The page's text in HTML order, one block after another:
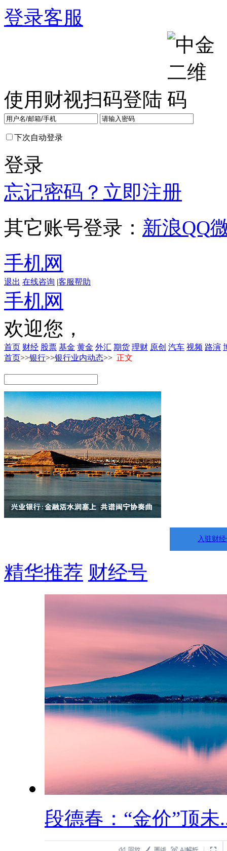
登录客服
使用财视扫码登陆
下次自动登录
登录
忘记密码？ 立即注册
其它账号登录： 新浪QQ
手机网
退出 在线咨询 |客服帮助
手机网
欢迎您，
首页 财经 股票 基金 黄金 外汇 期货 理财 原创 汽车 视频 路演
首页>>银行>>银行业内动态>> 正文
入驻财
精华推荐 财经号
段德春：“金价”顶未